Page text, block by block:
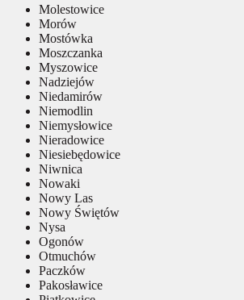
Molestowice
Morów
Mostówka
Moszczanka
Myszowice
Nadziejów
Niedamirów
Niemodlin
Niemysłowice
Nieradowice
Niesiebędowice
Niwnica
Nowaki
Nowy Las
Nowy Świętów
Nysa
Ogonów
Otmuchów
Paczków
Pakosławice